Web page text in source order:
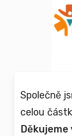
Společně
celou
Děkujeme